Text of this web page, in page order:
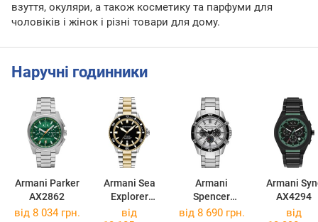
взуття, окуляри, а також косметику та парфуми для
чоловіків і жінок і різні товари для дому.
Наручні годинники
Armani Parker
AX2862
Armani Sea
Explorer
AR60089
Armani
Spencer
AX1969
Armani
AX4294
від 8 034 грн.
від
від 8 690 грн.
від